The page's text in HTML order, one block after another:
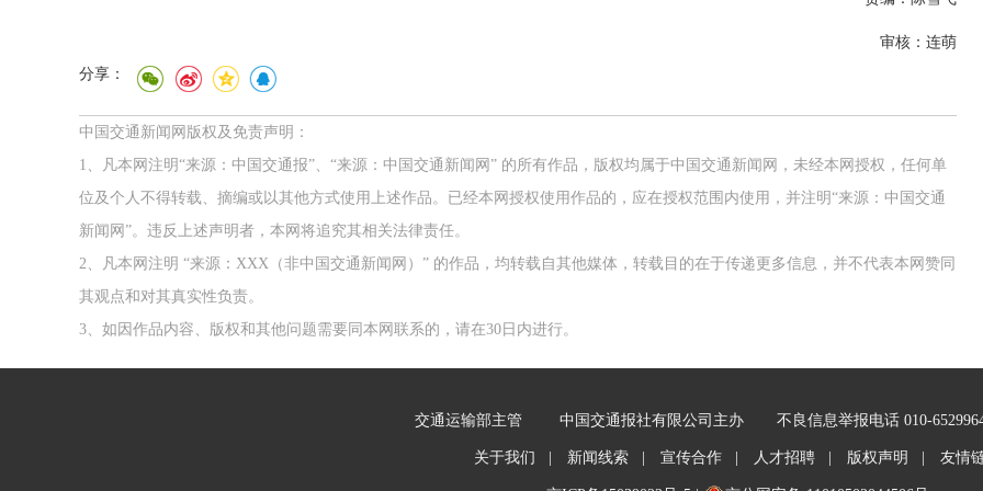
审核：连萌
分享：
中国交通新闻网版权及免责声明：
1、凡本网注明“来源：中国交通报”、“来源：中国交通新闻网” 的所有作品，版权均属于中国交通新闻网，未经本网授权，任何单
位及个人不得转载、摘编或以其他方式使用上述作品。已经本网授权使用作品的，应在授权范围内使用，并注明“来源：中国交通
新闻网”。违反上述声明者，本网将追究其相关法律责任。
2、凡本网注明 “来源：XXX（非中国交通新闻网）” 的作品，均转载自其他媒体，转载目的在于传递更多信息，并不代表本网赞同
其观点和对其真实性负责。
3、如因作品内容、版权和其他问题需要同本网联系的，请在30日内进行。
交通运输部主管 中国交通报社有限公司主办 不良信息举报电话 010-
关于我们 | 新闻线索 | 宣传合作 | 人才招聘 | 版权声明 | 友情